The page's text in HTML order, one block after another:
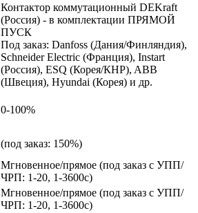
Контактор коммутационный DEKraft
(Россия) - в комплектации ПРЯМОЙ
ПУСК
Под заказ: Danfoss (Дания/Финляндия),
Schneider Electric (Франция), Instart
(Россия), ESQ (Корея/КНР), ABB
(Швеция), Hyundai (Корея) и др.
0-100%
(под заказ: 150%)
Мгновенное/прямое (под заказ с УПП/
ЧРП: 1-20, 1-3600с)
Мгновенное/прямое (под заказ с УПП/
ЧРП: 1-20, 1-3600с)